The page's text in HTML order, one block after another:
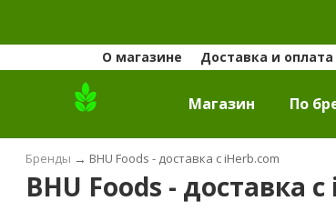
О магазине
Доставка и оплата
Магазин По
Бренды → BHU Foods - доставка с iHerb.com
BHU Foods - доставка